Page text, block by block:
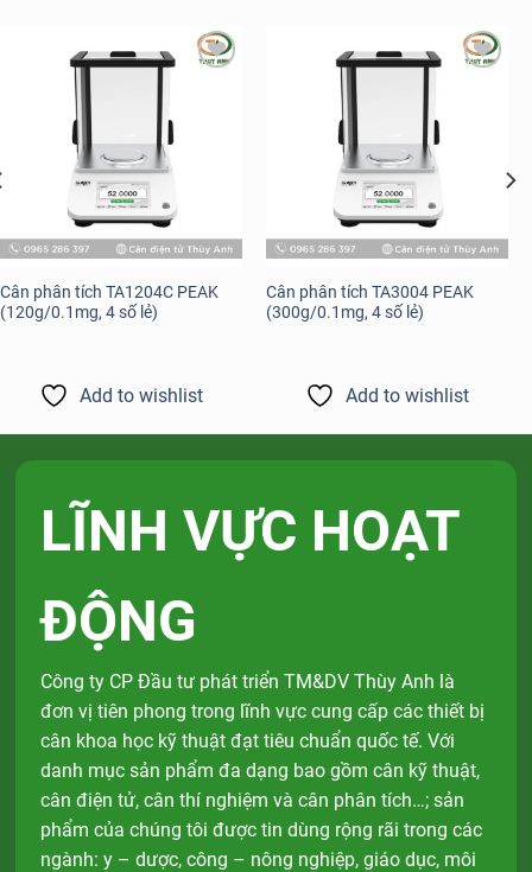
Cân phân tích TA1204C PEAK
(120g/0.1mg, 4 số lẻ)
Add to wishlist
Cân phân tích TA3004 PEAK
(300g/0.1mg, 4 số lẻ)
Add to wishlist
LĨNH VỰC HOẠT
ĐỘNG
Công ty CP Đầu tư phát triển TM&DV Thùy Anh là
đơn vị tiên phong trong lĩnh vực cung cấp các thiết bị
cân khoa học kỹ thuật đạt tiêu chuẩn quốc tế. Với
danh mục sản phẩm đa dạng bao gồm cân kỹ thuật,
cân điện tử, cân thí nghiệm và cân phân tích…; sản
phẩm của chúng tôi được tin dùng rộng rãi trong các
ngành: y – dược, công – nông nghiệp, giáo dục, môi